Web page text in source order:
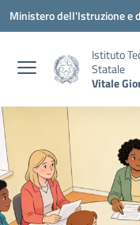
Vai ai contenuti
Vai al menu di navigazione
Vai al footer
Ministero dell'Istruzione e
Istituto
Statale
Vitale